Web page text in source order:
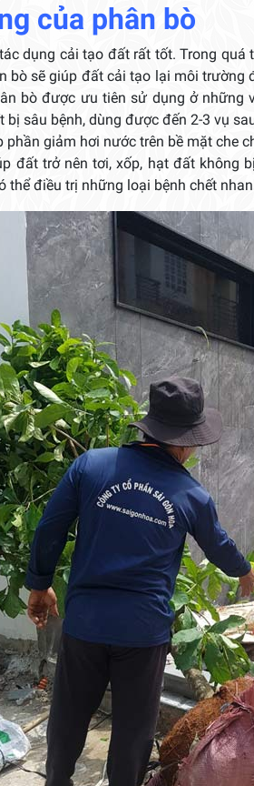
của phân bò
dụng cải tạo đất rất tốt. Trong quá
bò sẽ giúp đất cải tạo lại môi
bò được ưu tiên sử dụng ở
bị sâu bệnh, dùng được đến 2-3 vụ
phần giảm hơi nước trên bề mặt che
đất trở nên tơi, xốp, hạt đất không
thể điều trị những loại bệnh chết